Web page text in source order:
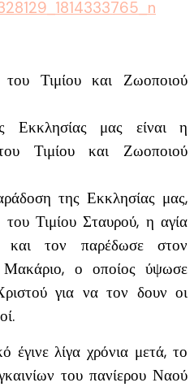
Τιμίου και Ζωοποιού
Εκκλησίας μας είναι η
Τιμίου και Ζωοποιού
της Εκκλησίας μας,
Τιμίου Σταυρού, η αγία
τον παρέδωσε στον
Μακάριο, ο οποίος ύψωσε
για να τον δουν οι
έγινε λίγα χρόνια μετά, το
του πανίερου Ναού